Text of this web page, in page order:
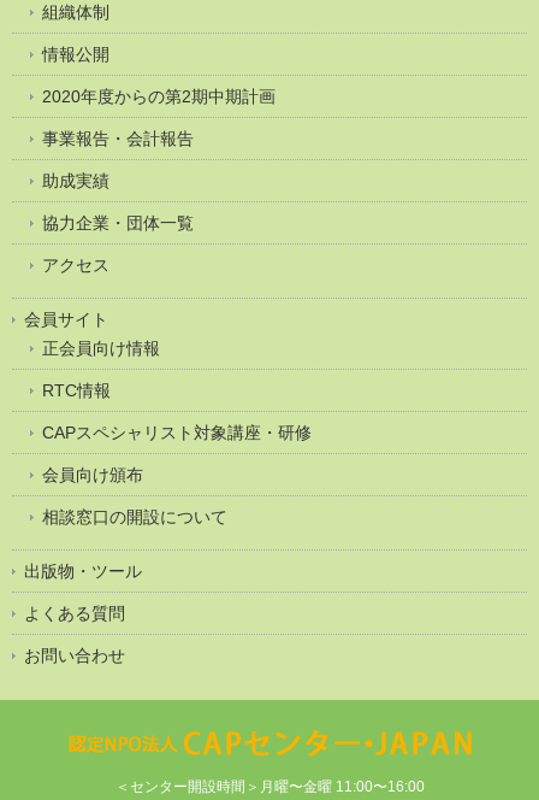
組織体制
情報公開
2020年度からの第2期中期計画
事業報告・会計報告
助成実績
協力企業・団体一覧
アクセス
会員サイト
正会員向け情報
RTC情報
CAPスペシャリスト対象講座・研修
会員向け頒布
相談窓口の開設について
出版物・ツール
よくある質問
お問い合わせ
＜センター開設時間＞月曜〜金曜 11:00〜16:00